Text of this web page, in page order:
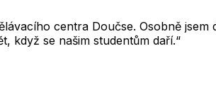
centra Doučse. Osobně
když se našim studentům daří.“